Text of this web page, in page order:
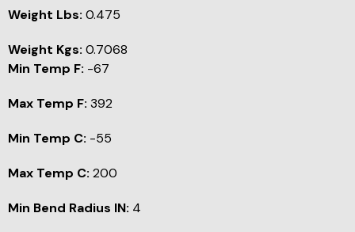
Weight Lbs: 0.475
Weight Kgs: 0.7068
Min Temp F: -67
Max Temp F: 392
Min Temp C: -55
Max Temp C: 200
Min Bend Radius IN: 4